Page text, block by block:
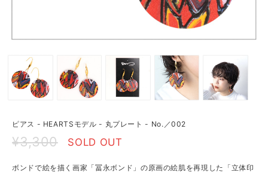
ピアス - HEARTSモデル - 丸プレート - No.／002
¥3,300 SOLD OUT
ボンドで絵を描く画家「冨永ボンド」の原画の絵肌を再現した「立体印